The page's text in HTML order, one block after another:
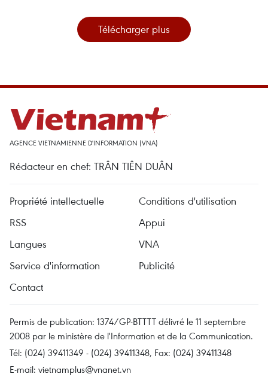
Télécharger plus
AGENCE VIETNAMIENNE D'INFORMATION (VNA)
Rédacteur en chef: TRÂN TIÊN DUÂN
Propriété intellectuelle
Conditions d'utilisation
RSS
Appui
Langues
VNA
Service d'information
Publicité
Contact
Permis de publication: 1374/GP-BTTTT délivré le 11 septembre
2008 par le ministère de l'Information et de la Communication.
Tél: (024) 39411349 - (024) 39411348, Fax: (024) 39411348
E-mail: vietnamplus@vnanet.vn